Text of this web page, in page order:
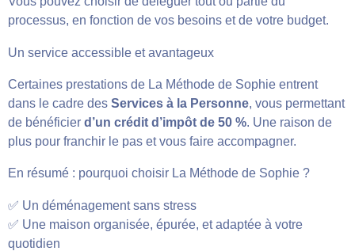
processus, en fonction de vos besoins et de votre budget.
Un service accessible et avantageux
Certaines prestations de La Méthode de Sophie entrent
dans le cadre des Services à la Personne, vous permettant
de bénéficier d’un crédit d’impôt de 50 %. Une raison de
plus pour franchir le pas et vous faire accompagner.
En résumé : pourquoi choisir La Méthode de Sophie ?
✅ Un déménagement sans stress
✅ Une maison organisée, épurée, et adaptée à votre
quotidien